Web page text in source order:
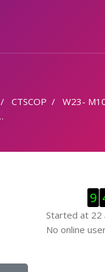
CTSCOP
W23- M10-
Visitor 9
Started at
ఆన్ లైను
No online